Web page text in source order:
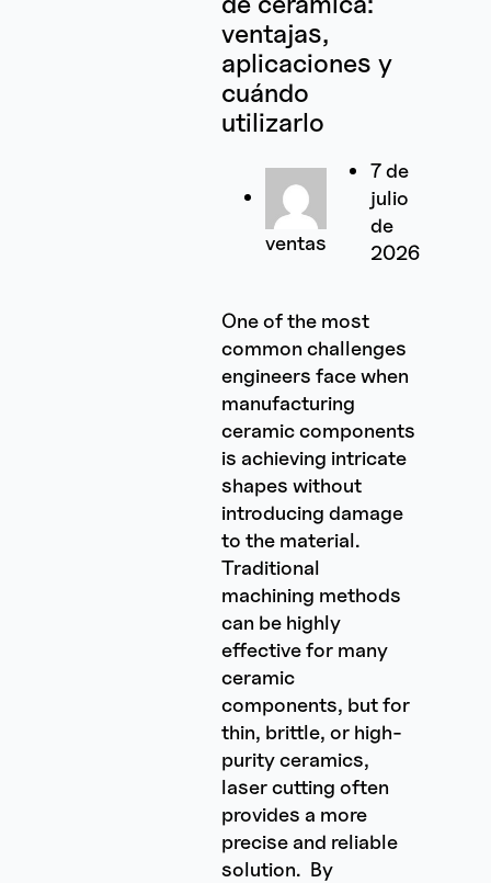
ventajas,
aplicaciones y
cuándo
utilizarlo
ventas
7 de
julio
de
2026
One of the most
common challenges
engineers face when
manufacturing
ceramic components
is achieving intricate
shapes without
introducing damage
to the material.
Traditional
machining methods
can be highly
effective for many
ceramic
components, but for
thin, brittle, or high-
purity ceramics,
laser cutting often
provides a more
precise and reliable
solution. By